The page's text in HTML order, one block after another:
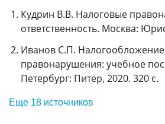
Кудрин В.В. Налоговые
ответственность. Москва:
Иванов С.П.
правонарушения: учебное
Петербург: Питер, 2020. 320 с.
Еще 18 источников